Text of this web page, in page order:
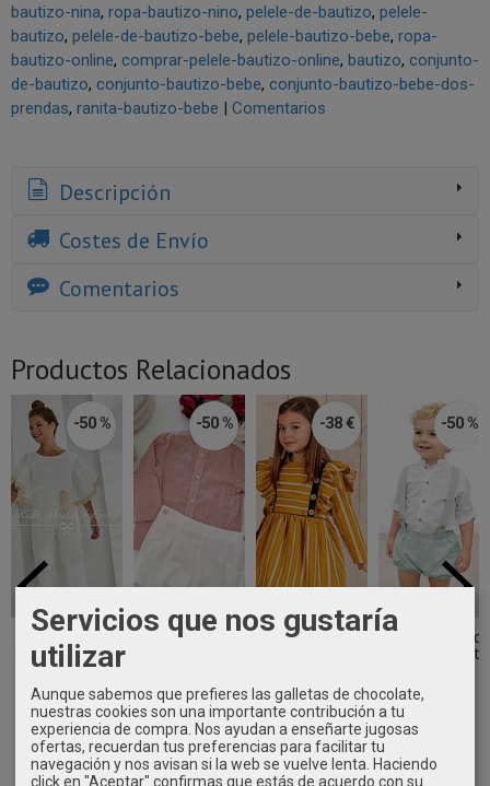
bautizo-nina ropa-bautizo-nino pelele-de-bautizo pelele-
bautizo pelele-de-bautizo-bebe pelele-bautizo-bebe ropa-
bautizo-online comprar-pelele-bautizo-online bautizo conjunto-
de-bautizo conjunto-bautizo-bebe conjunto-bautizo-bebe-dos-
prendas ranita-bautizo-bebe Comentarios
Descripción
Costes de Envío
Comentarios
Productos Relacionados
-50 %
Mono
ceremonia niña
blanco
bordado...
39,45 €
78,90 €
-50 %
Conjunto bebe
26,45 €
52,90 €
-38 €
Vestido niña
35,00 €
72,90 €
-50 %
Conjunto niño
ceremonia peto
29,95 €
59,90 €
Servicios que nos gustaría
utilizar
Aunque sabemos que prefieres las galletas de chocolate,
nuestras cookies son una importante contribución a tu
experiencia de compra. Nos ayudan a enseñarte jugosas
ofertas, recuerdan tus preferencias para facilitar tu
navegación y nos avisan si la web se vuelve lenta. Haciendo
click en "Aceptar" confirmas que estás de acuerdo con su